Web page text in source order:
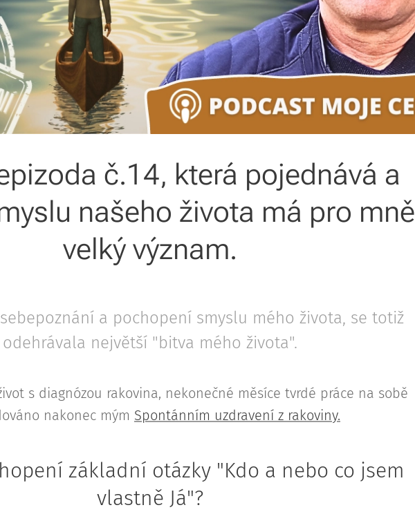
č.14, která pojednává a
našeho života má pro mně
velký význam.
a pochopení smyslu mého života, se totiž
odehrávala největší "bitva mého života".
s diagnózou rakovina, nekonečné měsíce tvrdé práce na sobě
nakonec mým Spontánním uzdravení z rakoviny.
základní otázky "Kdo a nebo co jsem
vlastně Já"?